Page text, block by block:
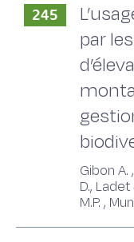
245
par
Gibon A.
D.,
M.P. ,